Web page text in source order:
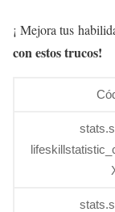
¡ Mejora tus
con estos trucos!